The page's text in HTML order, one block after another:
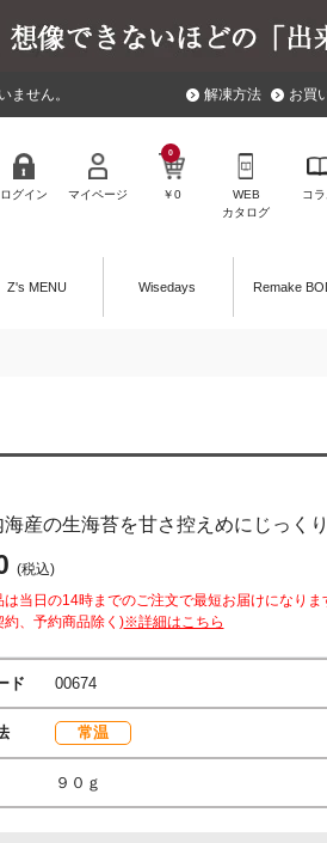
せん。 解凍方法 お買
ログイン マイページ ￥0
0
WEB
カタログ
コ
Z's MENU Wisedays Remake
産の生海苔を甘さ控えめにじっく
(税込)
は当日の14時までのご注文で最短お届けになりま
約、予約商品除く)※詳細はこちら
ド 00674
常温
９０ｇ